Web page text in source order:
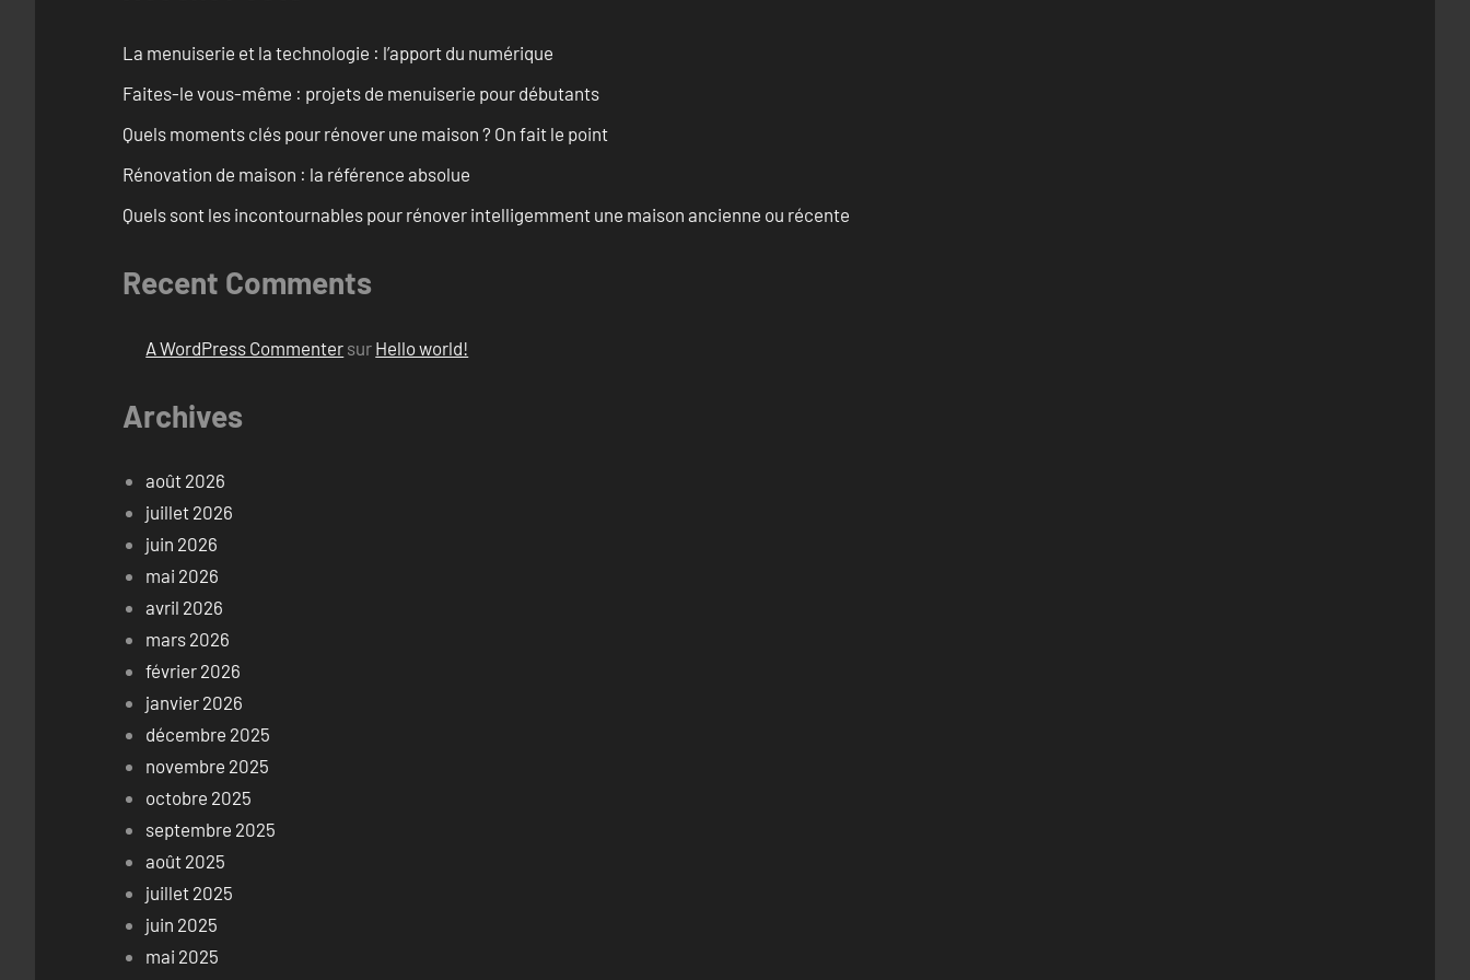
La menuiserie et la technologie : l’apport du numérique
Faites-le vous-même : projets de menuiserie pour débutants
Quels moments clés pour rénover une maison ? On fait le point
Rénovation de maison : la référence absolue
Quels sont les incontournables pour rénover intelligemment une maison ancienne ou récente
Recent Comments
A WordPress Commenter sur Hello world!
Archives
août 2026
juillet 2026
juin 2026
mai 2026
avril 2026
mars 2026
février 2026
janvier 2026
décembre 2025
novembre 2025
octobre 2025
septembre 2025
août 2025
juillet 2025
juin 2025
mai 2025